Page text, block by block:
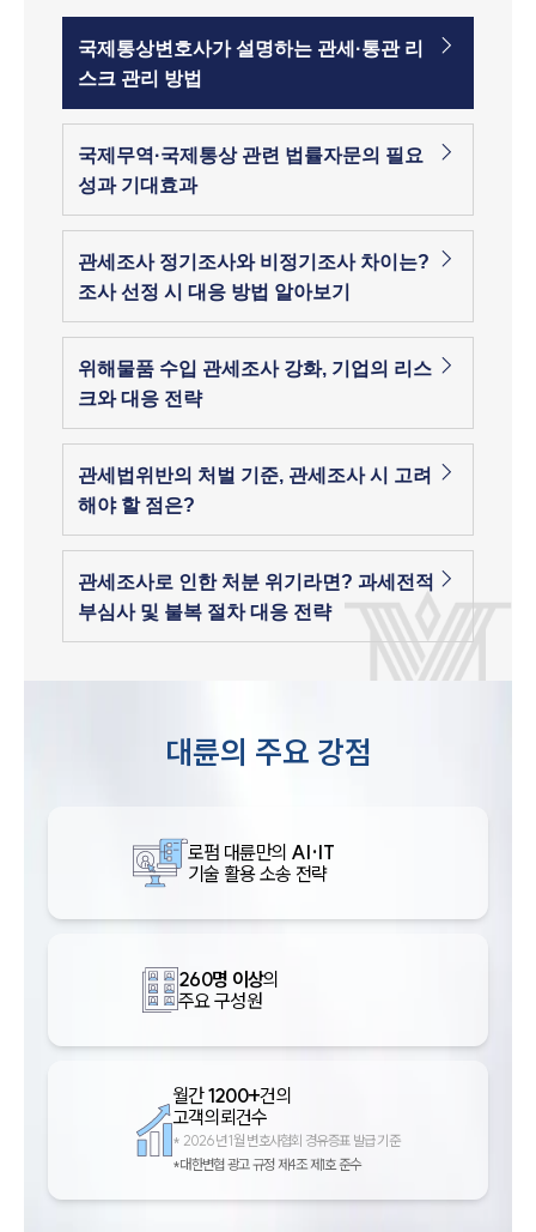
국제통상변호사가 설명하는 관세·통관 리
스크 관리 방법
국제무역·국제통상 관련 법률자문의 필요
성과 기대효과
관세조사 정기조사와 비정기조사 차이는?
조사 선정 시 대응 방법 알아보기
위해물품 수입 관세조사 강화, 기업의 리스
크와 대응 전략
관세법위반의 처벌 기준, 관세조사 시 고려
해야 할 점은?
관세조사로 인한 처분 위기라면? 과세전적
부심사 및 불복 절차 대응 전략
대륜의 주요 강점
로펌 대륜만의 AI·IT
기술 활용 소송 전략
260명 이상의
주요 구성원
월간1200+건의
고객의뢰건수
* 2026년 1월 변호사협회 경유증표 발급 기준
*대한변협 광고 규정 제4조 제1호 준수